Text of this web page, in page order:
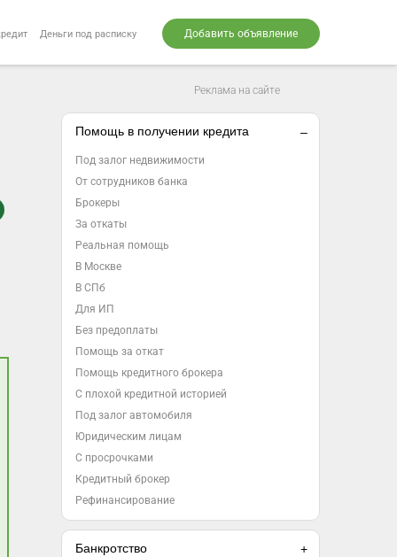
Деньги под расписку Добавить объявление
Реклама на сайте
Помощь в получении кредита
Под залог недвижимости
От сотрудников банка
Брокеры
За откаты
Реальная помощь
В Москве
В СПб
Для ИП
Без предоплаты
Помощь за откат
Помощь кредитного брокера
С плохой кредитной историей
Под залог автомобиля
Юридическим лицам
С просрочками
Кредитный брокер
Рефинансирование
Банкротство